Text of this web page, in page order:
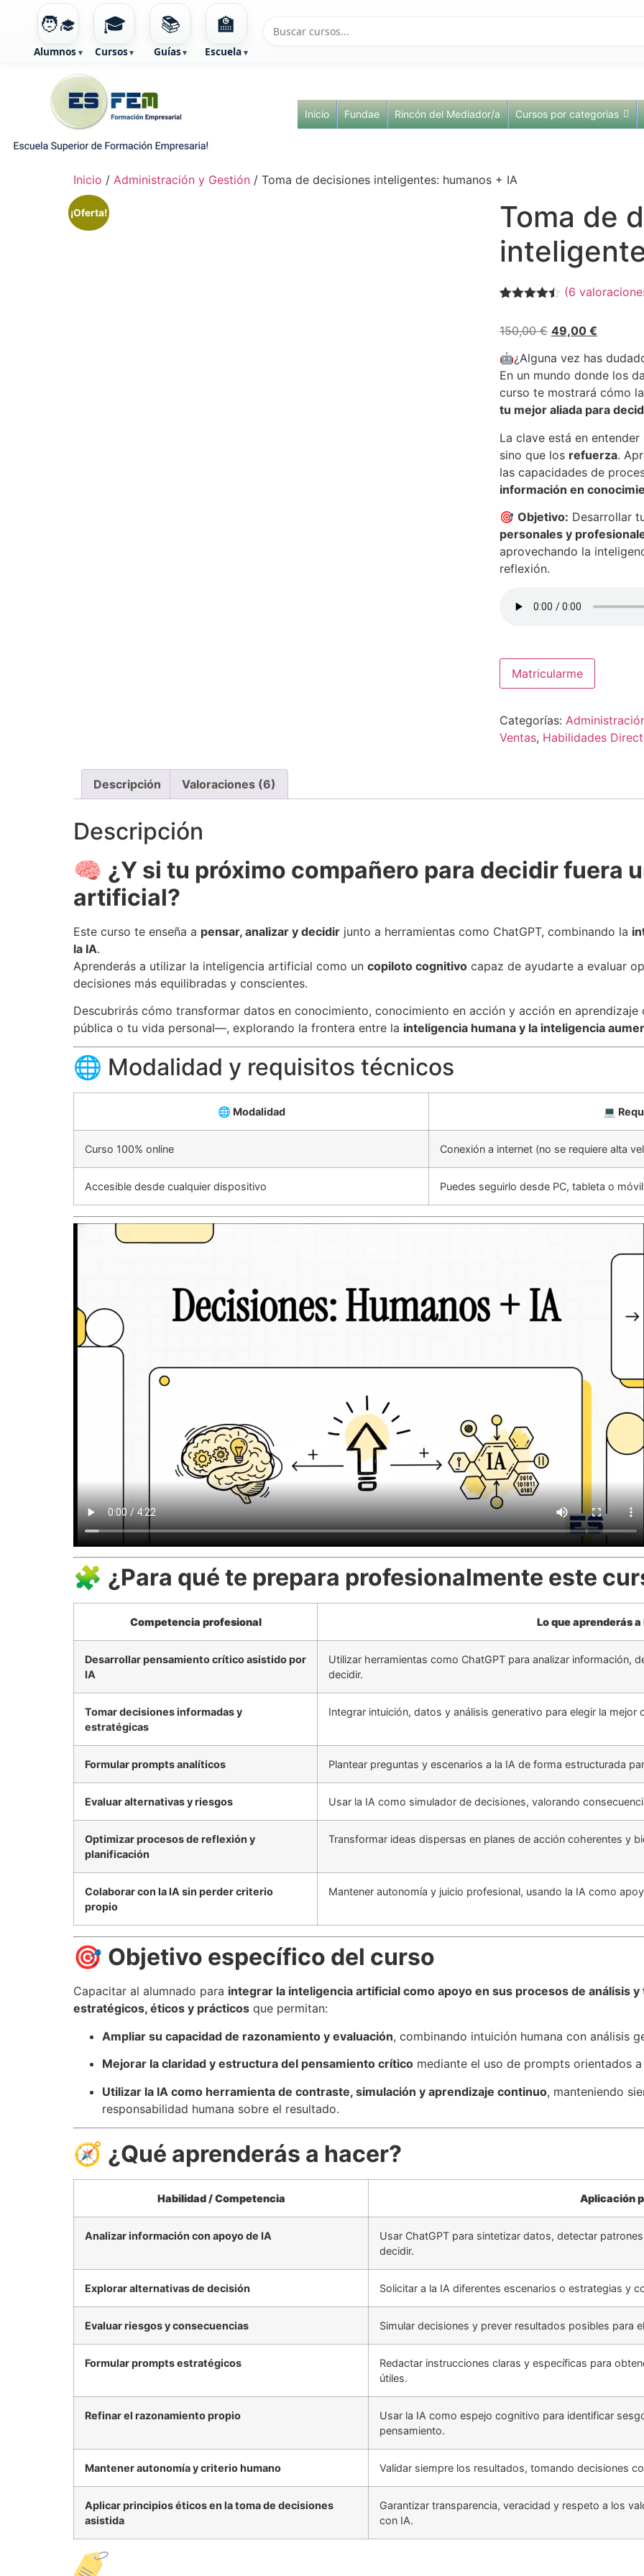
🧑‍🎓
Alumnos
🎓
Cursos
📚
Guías
🏫
Escuela
contenido
Inicio Fundae Rincón del Mediador/a Cursos por categorias
Inicio / Administración y Gestión / Toma de decisiones inteligentes: humanos + IA
¡Oferta!
Toma de
de 5 en
valoraciones
de
clientes
(6
150,00€ El
original
era:
150,00 €.
49,00 €El
actual
es:
49,00 €.
🤖¿Alguna vez has
En un mundo donde los
curso te mostrará cómo
tu mejor aliada para
La clave está en
sino que los refuerza.
las capacidades de
información en
🎯 Objetivo: Desarrollar
personales y
aprovechando la
reflexión.
Toma
decisiones
+
IA
cantidad
Matricularme
Categorías:
Ventas, Habilidades
Descripción Valoraciones (6)
Descripción
🧠 ¿Y si tu próximo compañero para decidir fuera
artificial?
Este curso te enseña a pensar, analizar y decidir junto a herramientas como ChatGPT, combinando la
la IA.
Aprenderás a utilizar la inteligencia artificial como un copiloto cognitivo capaz de ayudarte a evaluar
decisiones más equilibradas y conscientes.
Descubrirás cómo transformar datos en conocimiento, conocimiento en acción y acción en
pública o tu vida personal—, explorando la frontera entre la inteligencia humana y la inteligencia
🌐 Modalidad y requisitos técnicos
🌐 Modalidad 💻
Curso 100% online Conexión a internet (no se requiere alta
Accesible desde cualquier dispositivo Puedes seguirlo desde PC, tableta o
🧩 ¿Para qué te prepara profesionalmente este
Competencia profesional Lo que aprenderás
Desarrollar pensamiento crítico asistido por
IA
Utilizar herramientas como ChatGPT para analizar información,
decidir.
Tomar decisiones informadas y
estratégicas
Integrar intuición, datos y análisis generativo para elegir la
Formular prompts analíticos Plantear preguntas y escenarios a la IA de forma estructurada
Evaluar alternativas y riesgos Usar la IA como simulador de decisiones, valorando
Optimizar procesos de reflexión y
planificación
Transformar ideas dispersas en planes de acción coherentes y
Colaborar con la IA sin perder criterio
propio
Mantener autonomía y juicio profesional, usando la IA como
🎯 Objetivo específico del curso
Capacitar al alumnado para integrar la inteligencia artificial como apoyo en sus procesos de análisis
estratégicos, éticos y prácticos que permitan:
Ampliar su capacidad de razonamiento y evaluación, combinando intuición humana con análisis
Mejorar la claridad y estructura del pensamiento crítico mediante el uso de prompts orientados
Utilizar la IA como herramienta de contraste, simulación y aprendizaje continuo, manteniendo
responsabilidad humana sobre el resultado.
🧭 ¿Qué aprenderás a hacer?
Habilidad / Competencia Aplicación
Analizar información con apoyo de IA
Usar ChatGPT para sintetizar datos, detectar
decidir.
Explorar alternativas de decisión Solicitar a la IA diferentes escenarios o estrategias y
Evaluar riesgos y consecuencias Simular decisiones y prever resultados posibles para
Formular prompts estratégicos
Redactar instrucciones claras y específicas para
útiles.
Refinar el razonamiento propio
Usar la IA como espejo cognitivo para identificar
pensamiento.
Mantener autonomía y criterio humano Validar siempre los resultados, tomando decisiones
Aplicar principios éticos en la toma de decisiones
asistida
Garantizar transparencia, veracidad y respeto a los
con IA.